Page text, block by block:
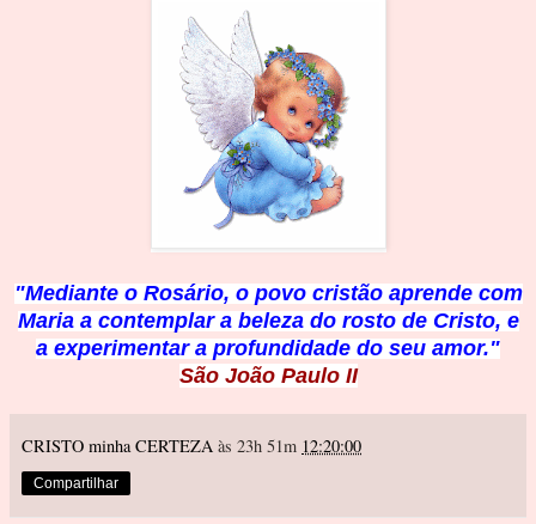
"Mediante o Rosário, o povo cristão aprende com
Maria a contemplar a beleza do rosto de Cristo, e
a experimentar a profundidade do seu amor."
São João Paulo II
CRISTO minha CERTEZA às 23h 51m 12:20:00
Compartilhar